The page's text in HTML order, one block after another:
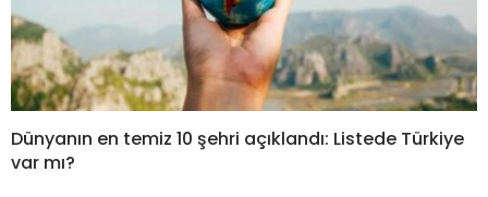
Dünyanın en temiz 10 şehri açıklandı: Listede Türkiye
var mı?